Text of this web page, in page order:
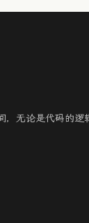
，无论是代码的逻